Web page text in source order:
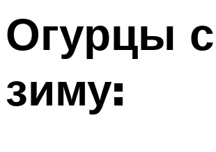
Огурцы
зиму: